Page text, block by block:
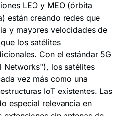
LEO y MEO (órbita
están creando redes que
y mayores velocidades de
los satélites
Con el estándar 5G
Networks"), los satélites
vez más como una
IoT existentes. Las
especial relevancia en